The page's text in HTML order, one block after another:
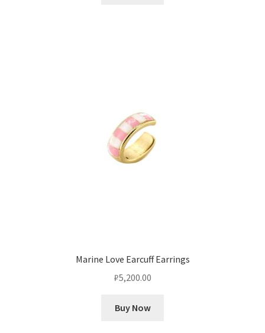
Marine Love Earcuff Earrings
₽5,200.00
Buy Now